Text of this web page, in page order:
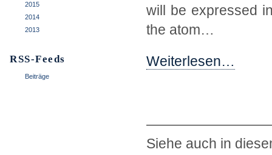
2015
2014
2013
RSS-Feeds
Beiträge
will be expressed
the atom…
Weiterlesen…
Siehe auch in